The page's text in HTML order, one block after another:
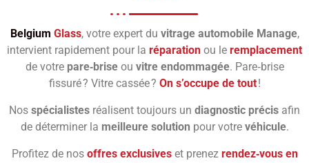
Belgium Glass, votre expert du vitrage automobile Manage,
intervient rapidement pour la réparation ou le remplacement
de votre pare‑briseou vitre endommagée. Pare‑brise
fissuré ? Vitre cassée ? On s’occupe de tout!
Nos spécialistes réalisent toujours un diagnostic précis afin
de déterminer la meilleure solution pour votre véhicule.
Profitez de nos offres exclusiveset prenez rendez‑vous en